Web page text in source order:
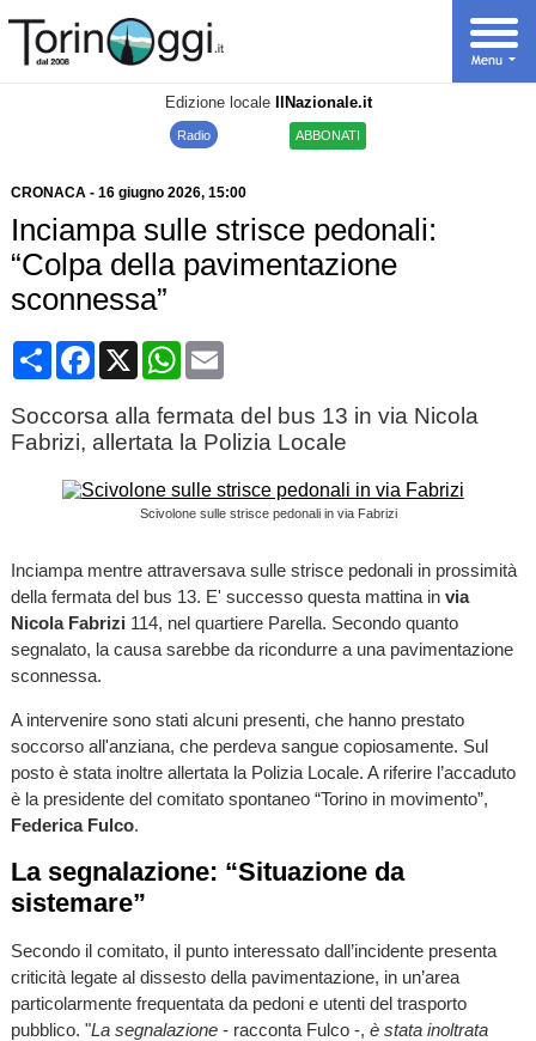
Edizione locale IlNazionale.it
Radio ABBONATI
CRONACA- 16 giugno 2026, 15:00
Inciampa sulle strisce pedonali:
“Colpa della pavimentazione
sconnessa”
CondividiFacebook
X WhatsApp
Email
Soccorsa alla fermata del bus 13 in via Nicola
Fabrizi, allertata la Polizia Locale
Scivolone sulle strisce pedonali in via Fabrizi
Inciampa mentre attraversava sulle strisce pedonali in prossimità
della fermata del bus 13. E' successo questa mattina invia
Nicola Fabrizi 114, nel quartiere Parella. Secondo quanto
segnalato, la causa sarebbe da ricondurre a una pavimentazione
sconnessa.
A intervenire sono stati alcuni presenti, che hanno prestato
soccorso all'anziana, che perdeva sangue copiosamente. Sul
posto è stata inoltre allertata la Polizia Locale. A riferire l’accaduto
è la presidente del comitato spontaneo “Torino in movimento”,
Federica Fulco.
La segnalazione: “Situazione da
sistemare”
Secondo il comitato, il punto interessato dall’incidente presenta
criticità legate al dissesto della pavimentazione, in un’area
particolarmente frequentata da pedoni e utenti del trasporto
pubblico. "La segnalazione- racconta Fulco -, è stata inoltrata